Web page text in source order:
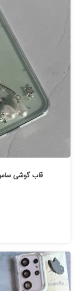
قاب گوشی